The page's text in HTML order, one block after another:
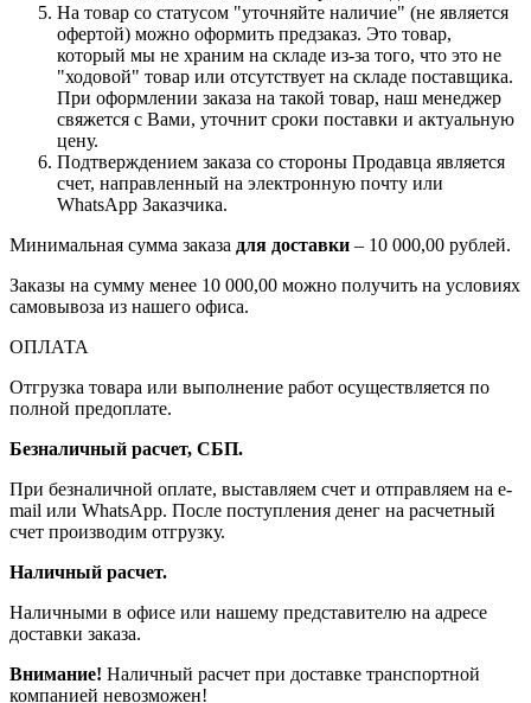
На товар со статусом "уточняйте наличие" (не является
офертой) можно оформить предзаказ. Это товар,
который мы не храним на складе из-за того, что это не
"ходовой" товар или отсутствует на складе поставщика.
При оформлении заказа на такой товар, наш менеджер
свяжется с Вами, уточнит сроки поставки и актуальную
цену.
Подтверждением заказа со стороны Продавца является
счет, направленный на электронную почту или
WhatsApp Заказчика.
Минимальная сумма заказа для доставки – 10 000,00 рублей.
Заказы на сумму менее 10 000,00 можно получить на условиях
самовывоза из нашего офиса.
ОПЛАТА
Отгрузка товара или выполнение работ осуществляется по
полной предоплате.
Безналичный расчет, СБП.
При безналичной оплате, выставляем счет и отправляем на e-
mail или WhatsApp. После поступления денег на расчетный
счет производим отгрузку.
Наличный расчет.
Наличными в офисе или нашему представителю на адресе
доставки заказа.
Внимание! Наличный расчет при доставке транспортной
компанией невозможен!